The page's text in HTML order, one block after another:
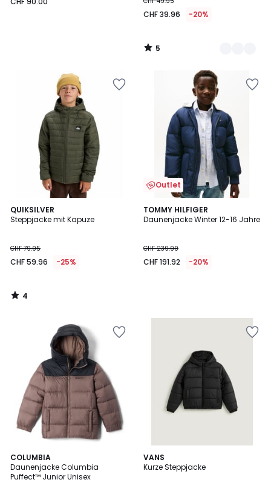
CHF 39.96 -20%
5
/
QUIKSILVER
Steppjacke mit Kapuze
CHF 79.95
CHF 59.96 -25%
4
/
4
/
Outlet
TOMMY HILFIGER
Daunenjacke Winter 12-16 Jahre
CHF 239.90
CHF 191.92 -20%
COLUMBIA
Daunenjacke Columbia
Puffect™ Junior Unisex
3
Farben
VANS
Kurze Steppjacke